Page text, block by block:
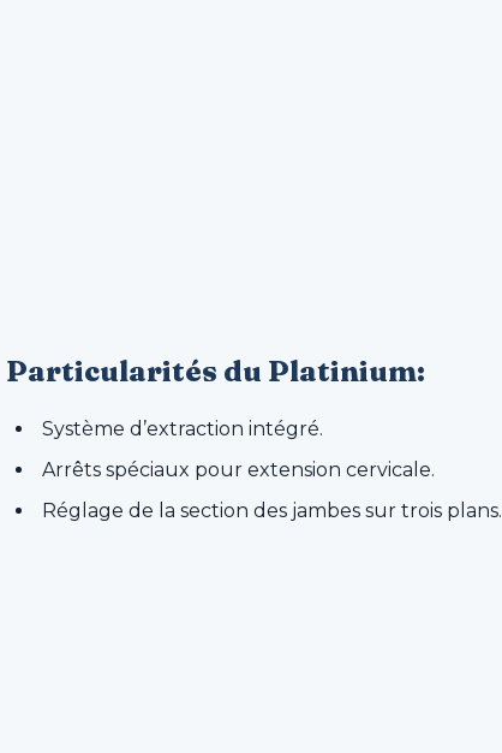
Particularités du Platinium:
Système d’extraction intégré.
Arrêts spéciaux pour extension cervicale.
Réglage de la section des jambes sur trois plans.